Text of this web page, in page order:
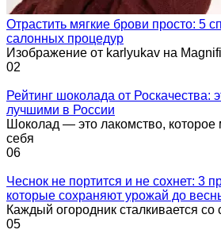
Отрастить мягкие брови просто: 5
салонных процедур
Изображение от karlyukav на
02
Рейтинг шоколада от Роскачества:
лучшими в России
Шоколад — это лакомство,
себя
06
Чеснок не портится и не сохнет: 3
которые сохраняют урожай до
Каждый огородник сталкивается
05